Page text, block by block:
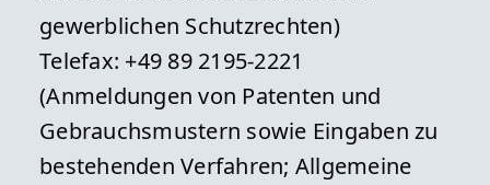
gewerblichen Schutzrechten)
Telefax: +49 89 2195-2221
(Anmeldungen von Patenten und
Gebrauchsmustern sowie Eingaben zu
bestehenden Verfahren; Allgemeine